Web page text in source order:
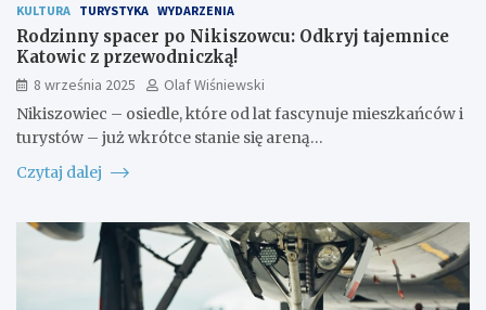
KULTURA TURYSTYKA WYDARZENIA
Rodzinny spacer po Nikiszowcu: Odkryj tajemnice
Katowic z przewodniczką!
8 września 2025
Olaf Wiśniewski
Nikiszowiec – osiedle, które od lat fascynuje mieszkańców i
turystów – już wkrótce stanie się areną…
Czytaj dalej